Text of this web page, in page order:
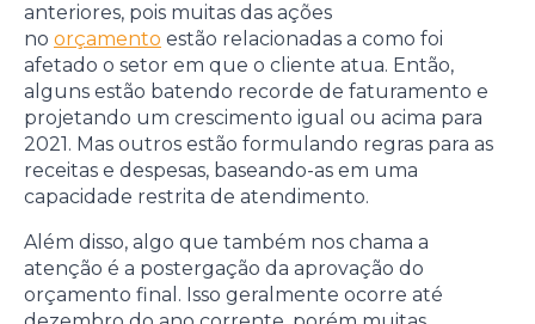
anteriores, pois muitas das ações
no orçamento estão relacionadas a como foi
afetado o setor em que o cliente atua. Então,
alguns estão batendo recorde de faturamento e
projetando um crescimento igual ou acima para
2021. Mas outros estão formulando regras para as
receitas e despesas, baseando-as em uma
capacidade restrita de atendimento.
Além disso, algo que também nos chama a
atenção é a postergação da aprovação do
orçamento final. Isso geralmente ocorre até